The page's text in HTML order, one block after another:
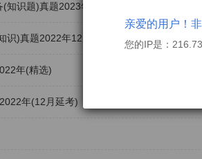
亲爱的用户！非
您的IP是：
知识题)真题2023年
识)真题2022年12月(补考)
年(精选)
年(12月延考)